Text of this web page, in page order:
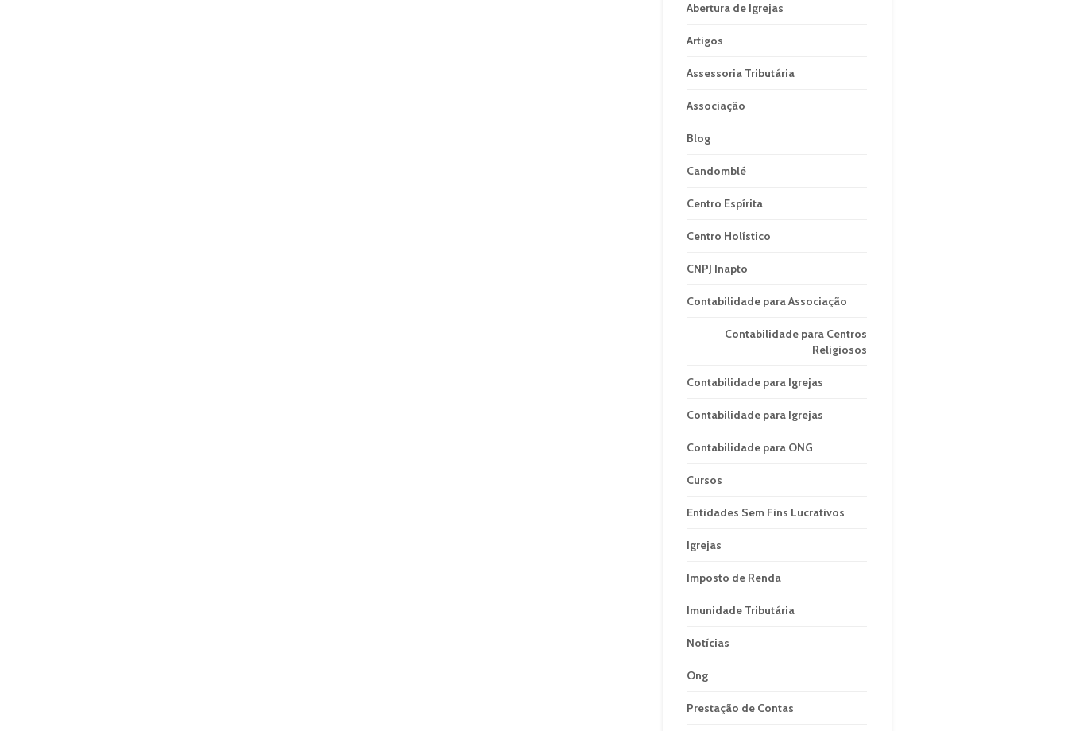
Abertura de Igrejas
Artigos
Assessoria Tributária
Associação
Blog
Candomblé
Centro Espírita
Centro Holístico
CNPJ Inapto
Contabilidade para Associação
Contabilidade para Centros
Religiosos
Contabilidade para Igrejas
Contabilidade para Igrejas
Contabilidade para ONG
Cursos
Entidades Sem Fins Lucrativos
Igrejas
Imposto de Renda
Imunidade Tributária
Notícias
Ong
Prestação de Contas